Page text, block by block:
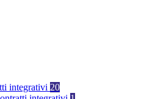
integrativi 20